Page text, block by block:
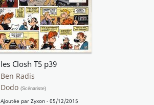
les Closh T5 p39
Ben Radis
Dodo (Scénariste)
Ajoutée par Zyxon - 05/12/2015